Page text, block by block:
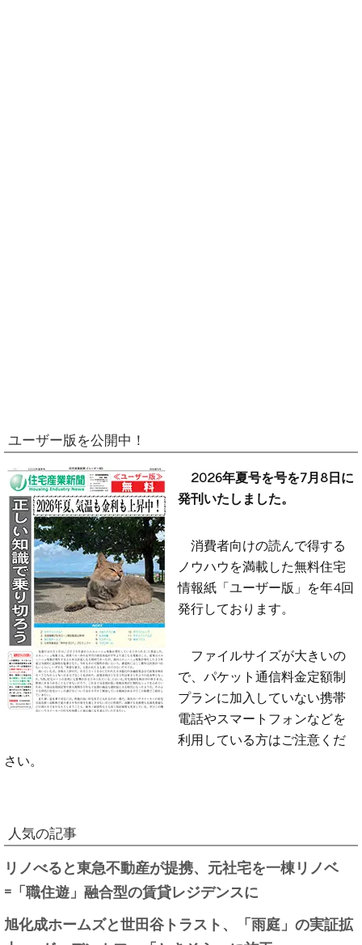
ユーザー版を公開中！
2026年夏号を号を7月8日に
発刊いたしました。
消費者向けの読んで得する
ノウハウを満載した無料住宅
情報紙「ユーザー版」を年4回
発行しております。
ファイルサイズが大きいの
で、パケット通信料金定額制
プランに加入していない携帯
電話やスマートフォンなどを
利用している方はご注意くだ
さい。
人気の記事
リノべると東急不動産が提携、元社宅を一棟リノベ
=「職住遊」融合型の賃貸レジデンスに
旭化成ホームズと世田谷トラスト、「雨庭」の実証拡